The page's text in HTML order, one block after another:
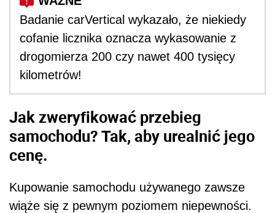
Badanie carVertical wykazało, że niekiedy
cofanie licznika oznacza wykasowanie z
drogomierza 200 czy nawet 400 tysięcy
kilometrów!
Jak zweryfikować przebieg
samochodu? Tak, aby urealnić jego
cenę.
Kupowanie samochodu używanego zawsze
wiąże się z pewnym poziomem niepewności.